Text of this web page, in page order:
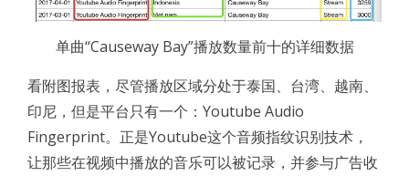
单曲“Causeway Bay”播放数量前十的详细数据
看附图报表，尽管播放区域分处于泰国、台湾、越南、
印尼，但是平台只有一个：Youtube Audio
Fingerprint。正是Youtube这个音频指纹识别技术，
让那些在视频中播放的音乐可以被记录，并参与广告收